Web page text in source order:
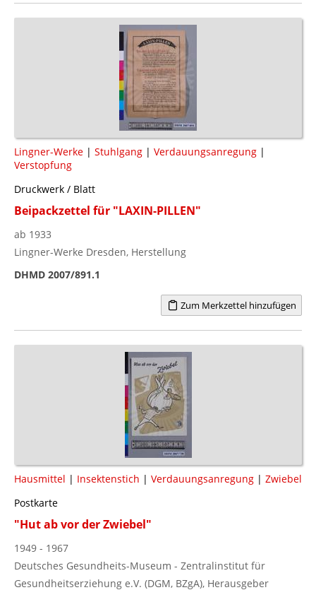
Lingner-Werke | Stuhlgang | Verdauungsanregung |
Verstopfung
Druckwerk / Blatt
Beipackzettel für "LAXIN-PILLEN"
ab 1933
Lingner-Werke Dresden, Herstellung
DHMD 2007/891.1
Zum Merkzettel hinzufügen
Hausmittel | Insektenstich | Verdauungsanregung | Zwiebel
Postkarte
"Hut ab vor der Zwiebel"
1949 - 1967
Deutsches Gesundheits-Museum - Zentralinstitut für
Gesundheitserziehung e.V. (DGM, BZgA), Herausgeber